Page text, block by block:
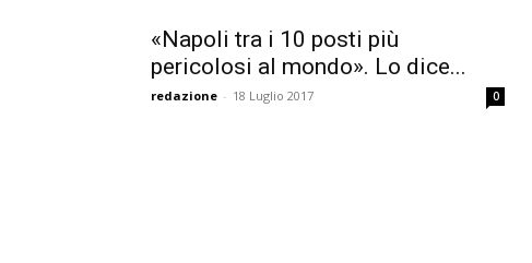
«Napoli tra i 10 posti più
pericolosi al mondo». Lo dice...
redazione - 18 Luglio 2017 0